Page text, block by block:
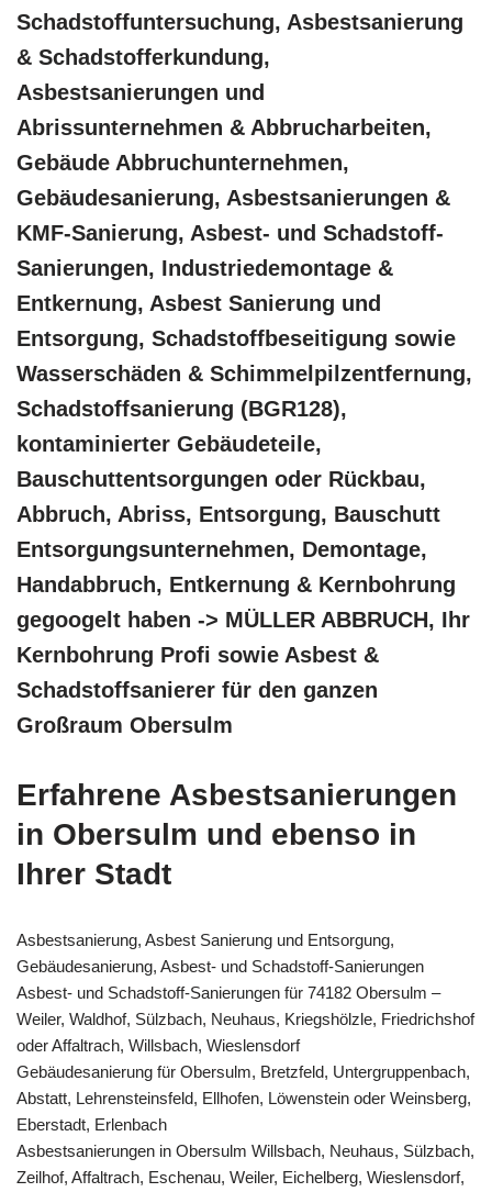
Schadstoffuntersuchung, Asbestsanierung
& Schadstofferkundung,
Asbestsanierungen und
Abrissunternehmen & Abbrucharbeiten,
Gebäude Abbruchunternehmen,
Gebäudesanierung, Asbestsanierungen &
KMF-Sanierung, Asbest- und Schadstoff-
Sanierungen, Industriedemontage &
Entkernung, Asbest Sanierung und
Entsorgung, Schadstoffbeseitigung sowie
Wasserschäden & Schimmelpilzentfernung,
Schadstoffsanierung (BGR128),
kontaminierter Gebäudeteile,
Bauschuttentsorgungen oder Rückbau,
Abbruch, Abriss, Entsorgung, Bauschutt
Entsorgungsunternehmen, Demontage,
Handabbruch, Entkernung & Kernbohrung
gegoogelt haben -> MÜLLER ABBRUCH, Ihr
Kernbohrung Profi sowie Asbest &
Schadstoffsanierer für den ganzen
Großraum Obersulm
Erfahrene Asbestsanierungen
in Obersulm und ebenso in
Ihrer Stadt
Asbestsanierung, Asbest Sanierung und Entsorgung,
Gebäudesanierung, Asbest- und Schadstoff-Sanierungen
Asbest- und Schadstoff-Sanierungen für 74182 Obersulm –
Weiler, Waldhof, Sülzbach, Neuhaus, Kriegshölzle, Friedrichshof
oder Affaltrach, Willsbach, Wieslensdorf
Gebäudesanierung für Obersulm, Bretzfeld, Untergruppenbach,
Abstatt, Lehrensteinsfeld, Ellhofen, Löwenstein oder Weinsberg,
Eberstadt, Erlenbach
Asbestsanierungen in Obersulm Willsbach, Neuhaus, Sülzbach,
Zeilhof, Affaltrach, Eschenau, Weiler, Eichelberg, Wieslensdorf,